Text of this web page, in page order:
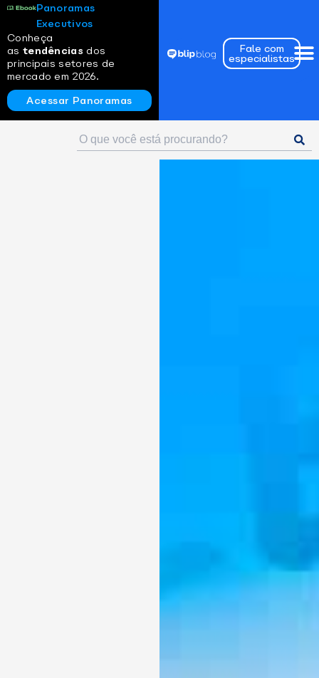
Panoramas
Executivos
Conheça
as tendências dos
principais setores de
mercado em 2026.
Acessar Panoramas
Fale com
especialistas